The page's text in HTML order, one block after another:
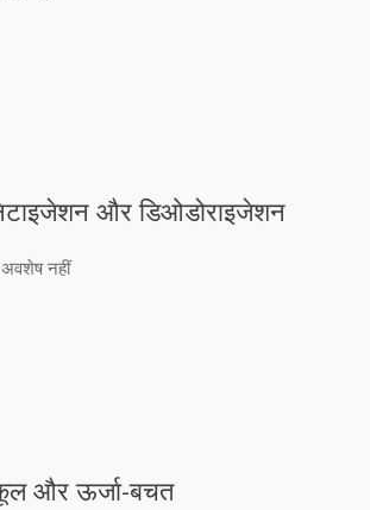
और डिओडोराइजेशन
अवशेष नहीं
और ऊर्जा-बचत